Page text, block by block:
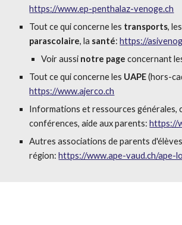
https://www.ep-penthalaz-venoge.ch
Tout ce qui concerne les transports, les
parascolaire, la santé:https://
Voir aussi notre page concernant
Tout ce qui concerne les UAPE(hors-
https://www.ajerco.ch
Informations et ressources générales,
conférences, aide aux parents:https://
Autres associations de parents
région:https://www.ape-vaud.ch/ape-